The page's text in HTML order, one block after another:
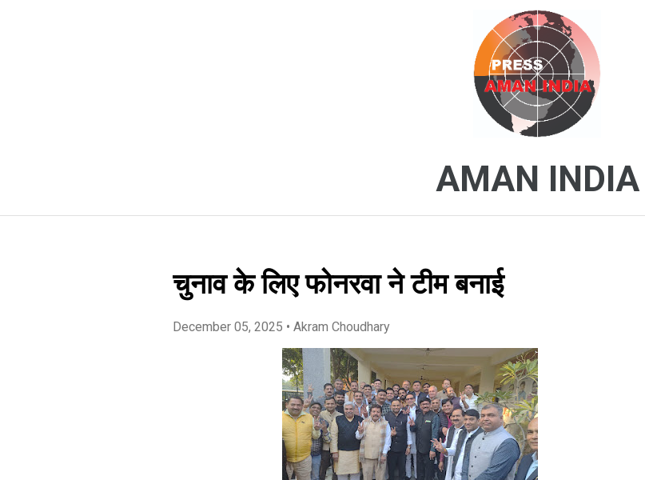
AMAN INDIA
चुनाव के लिए फोनरवा ने टीम बनाई
December 05, 2025 • Akram Choudhary